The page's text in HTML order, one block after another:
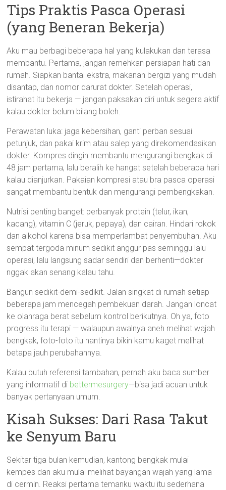
Tips Praktis Pasca Operasi
(yang Beneran Bekerja)
Aku mau berbagi beberapa hal yang kulakukan dan terasa
membantu. Pertama, jangan remehkan persiapan hati dan
rumah. Siapkan bantal ekstra, makanan bergizi yang mudah
disantap, dan nomor darurat dokter. Setelah operasi,
istirahat itu bekerja — jangan paksakan diri untuk segera aktif
kalau dokter belum bilang boleh.
Perawatan luka: jaga kebersihan, ganti perban sesuai
petunjuk, dan pakai krim atau salep yang direkomendasikan
dokter. Kompres dingin membantu mengurangi bengkak di
48 jam pertama, lalu beralih ke hangat setelah beberapa hari
kalau dianjurkan. Pakaian kompresi atau bra pasca operasi
sangat membantu bentuk dan mengurangi pembengkakan.
Nutrisi penting banget: perbanyak protein (telur, ikan,
kacang), vitamin C (jeruk, pepaya), dan cairan. Hindari rokok
dan alkohol karena bisa memperlambat penyembuhan. Aku
sempat tergoda minum sedikit anggur pas seminggu lalu
operasi, lalu langsung sadar sendiri dan berhenti—dokter
nggak akan senang kalau tahu.
Bangun sedikit-demi-sedikit. Jalan singkat di rumah setiap
beberapa jam mencegah pembekuan darah. Jangan loncat
ke olahraga berat sebelum kontrol berikutnya. Oh ya, foto
progress itu terapi — walaupun awalnya aneh melihat wajah
bengkak, foto-foto itu nantinya bikin kamu kaget melihat
betapa jauh perubahannya.
Kalau butuh referensi tambahan, pernah aku baca sumber
yang informatif di bettermesurgery—bisa jadi acuan untuk
banyak pertanyaan umum.
Kisah Sukses: Dari Rasa Takut
ke Senyum Baru
Sekitar tiga bulan kemudian, kantong bengkak mulai
kempes dan aku mulai melihat bayangan wajah yang lama
di cermin. Reaksi pertama temanku waktu itu sederhana